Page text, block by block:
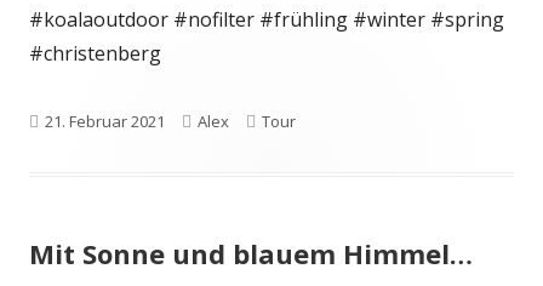
#koalaoutdoor #nofilter #frühling #winter #spring
#christenberg
Veröffentlicht
21. Februar 2021 Autor
Alex Kategorien
Tour
Mit Sonne und blauem Himmel…